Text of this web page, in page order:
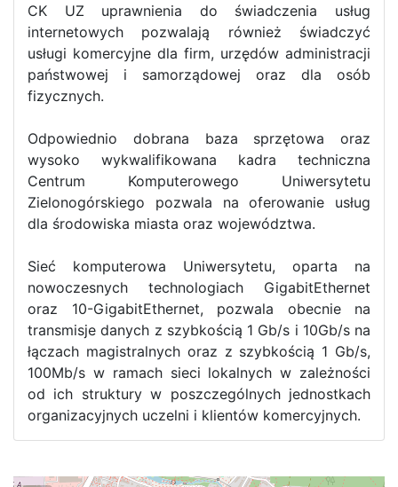
CK UZ uprawnienia do świadczenia usług
internetowych pozwalają również świadczyć
usługi komercyjne dla firm, urzędów administracji
państwowej i samorządowej oraz dla osób
fizycznych.
Odpowiednio dobrana baza sprzętowa oraz
wysoko wykwalifikowana kadra techniczna
Centrum Komputerowego Uniwersytetu
Zielonogórskiego pozwala na oferowanie usług
dla środowiska miasta oraz województwa.
Sieć komputerowa Uniwersytetu, oparta na
nowoczesnych technologiach GigabitEthernet
oraz 10-GigabitEthernet, pozwala obecnie na
transmisje danych z szybkością 1 Gb/s i 10Gb/s na
łączach magistralnych oraz z szybkością 1 Gb/s,
100Mb/s w ramach sieci lokalnych w zależności
od ich struktury w poszczególnych jednostkach
organizacyjnych uczelni i klientów komercyjnych.